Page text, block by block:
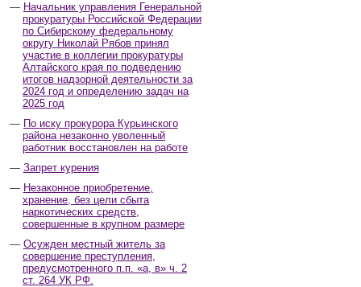
Начальник управления Генеральной
прокуратуры Российской Федерации
по Сибирскому федеральному
округу Николай Рябов принял
участие в коллегии прокуратуры
Алтайского края по подведению
итогов надзорной деятельности за
2024 год и определению задач на
2025 год
По иску прокурора Курьинского
района незаконно уволенный
работник восстановлен на работе
Запрет курения
Незаконное приобретение,
хранение, без цели сбыта
наркотических средств,
совершенные в крупном размере
Осужден местный житель за
совершение преступления,
предусмотренного п.п. «а, в» ч. 2
ст. 264 УК РФ.